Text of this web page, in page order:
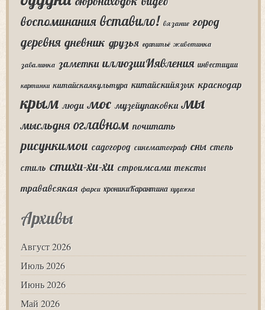
воспоминания вставило! вязание город
деревня дневник друзья едапитьё животинка
завалинка заметки иллюзииИявления инвестиции
картинки китайскаякультура китайскийязык краснодар
крым люди мос музейупаковки мы
мысльдня оглавном почитать
рисункимои садогород синематограф сны степь
стиль стихи-хи-хи строимсами тексты
трававсякая фарси хроникиКарантина художка
Архивы
Август 2026
Июль 2026
Июнь 2026
Май 2026